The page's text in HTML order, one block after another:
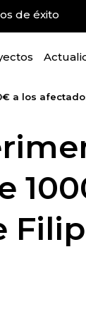
de éxito
a los